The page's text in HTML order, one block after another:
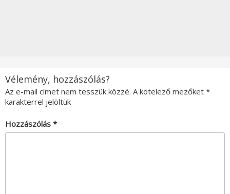
Vélemény, hozzászólás?
Az e-mail címet nem tesszük közzé. A kötelező mezőket *
karakterrel jelöltük
Hozzászólás *